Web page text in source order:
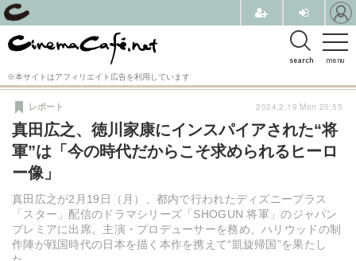
menu
search
※本サイトはアフィリエイト広告を利用しています
真田広之、徳川家康にインスパイアされた“将
軍”は「今の時代だからこそ求められるヒーロ
ー像」
真田広之が2月19日（月）、都内で行われたディズニープラス
「スター」配信のドラマシリーズ「SHOGUN 将軍」のジャパン
プレミアに出席。主演・プロデューサーを務め、ハリウッドの制
作陣が戦国時代の日本を描く本作を携えて“凱旋帰国”を果たし
レポート 2024.2.19 Mon 20:55